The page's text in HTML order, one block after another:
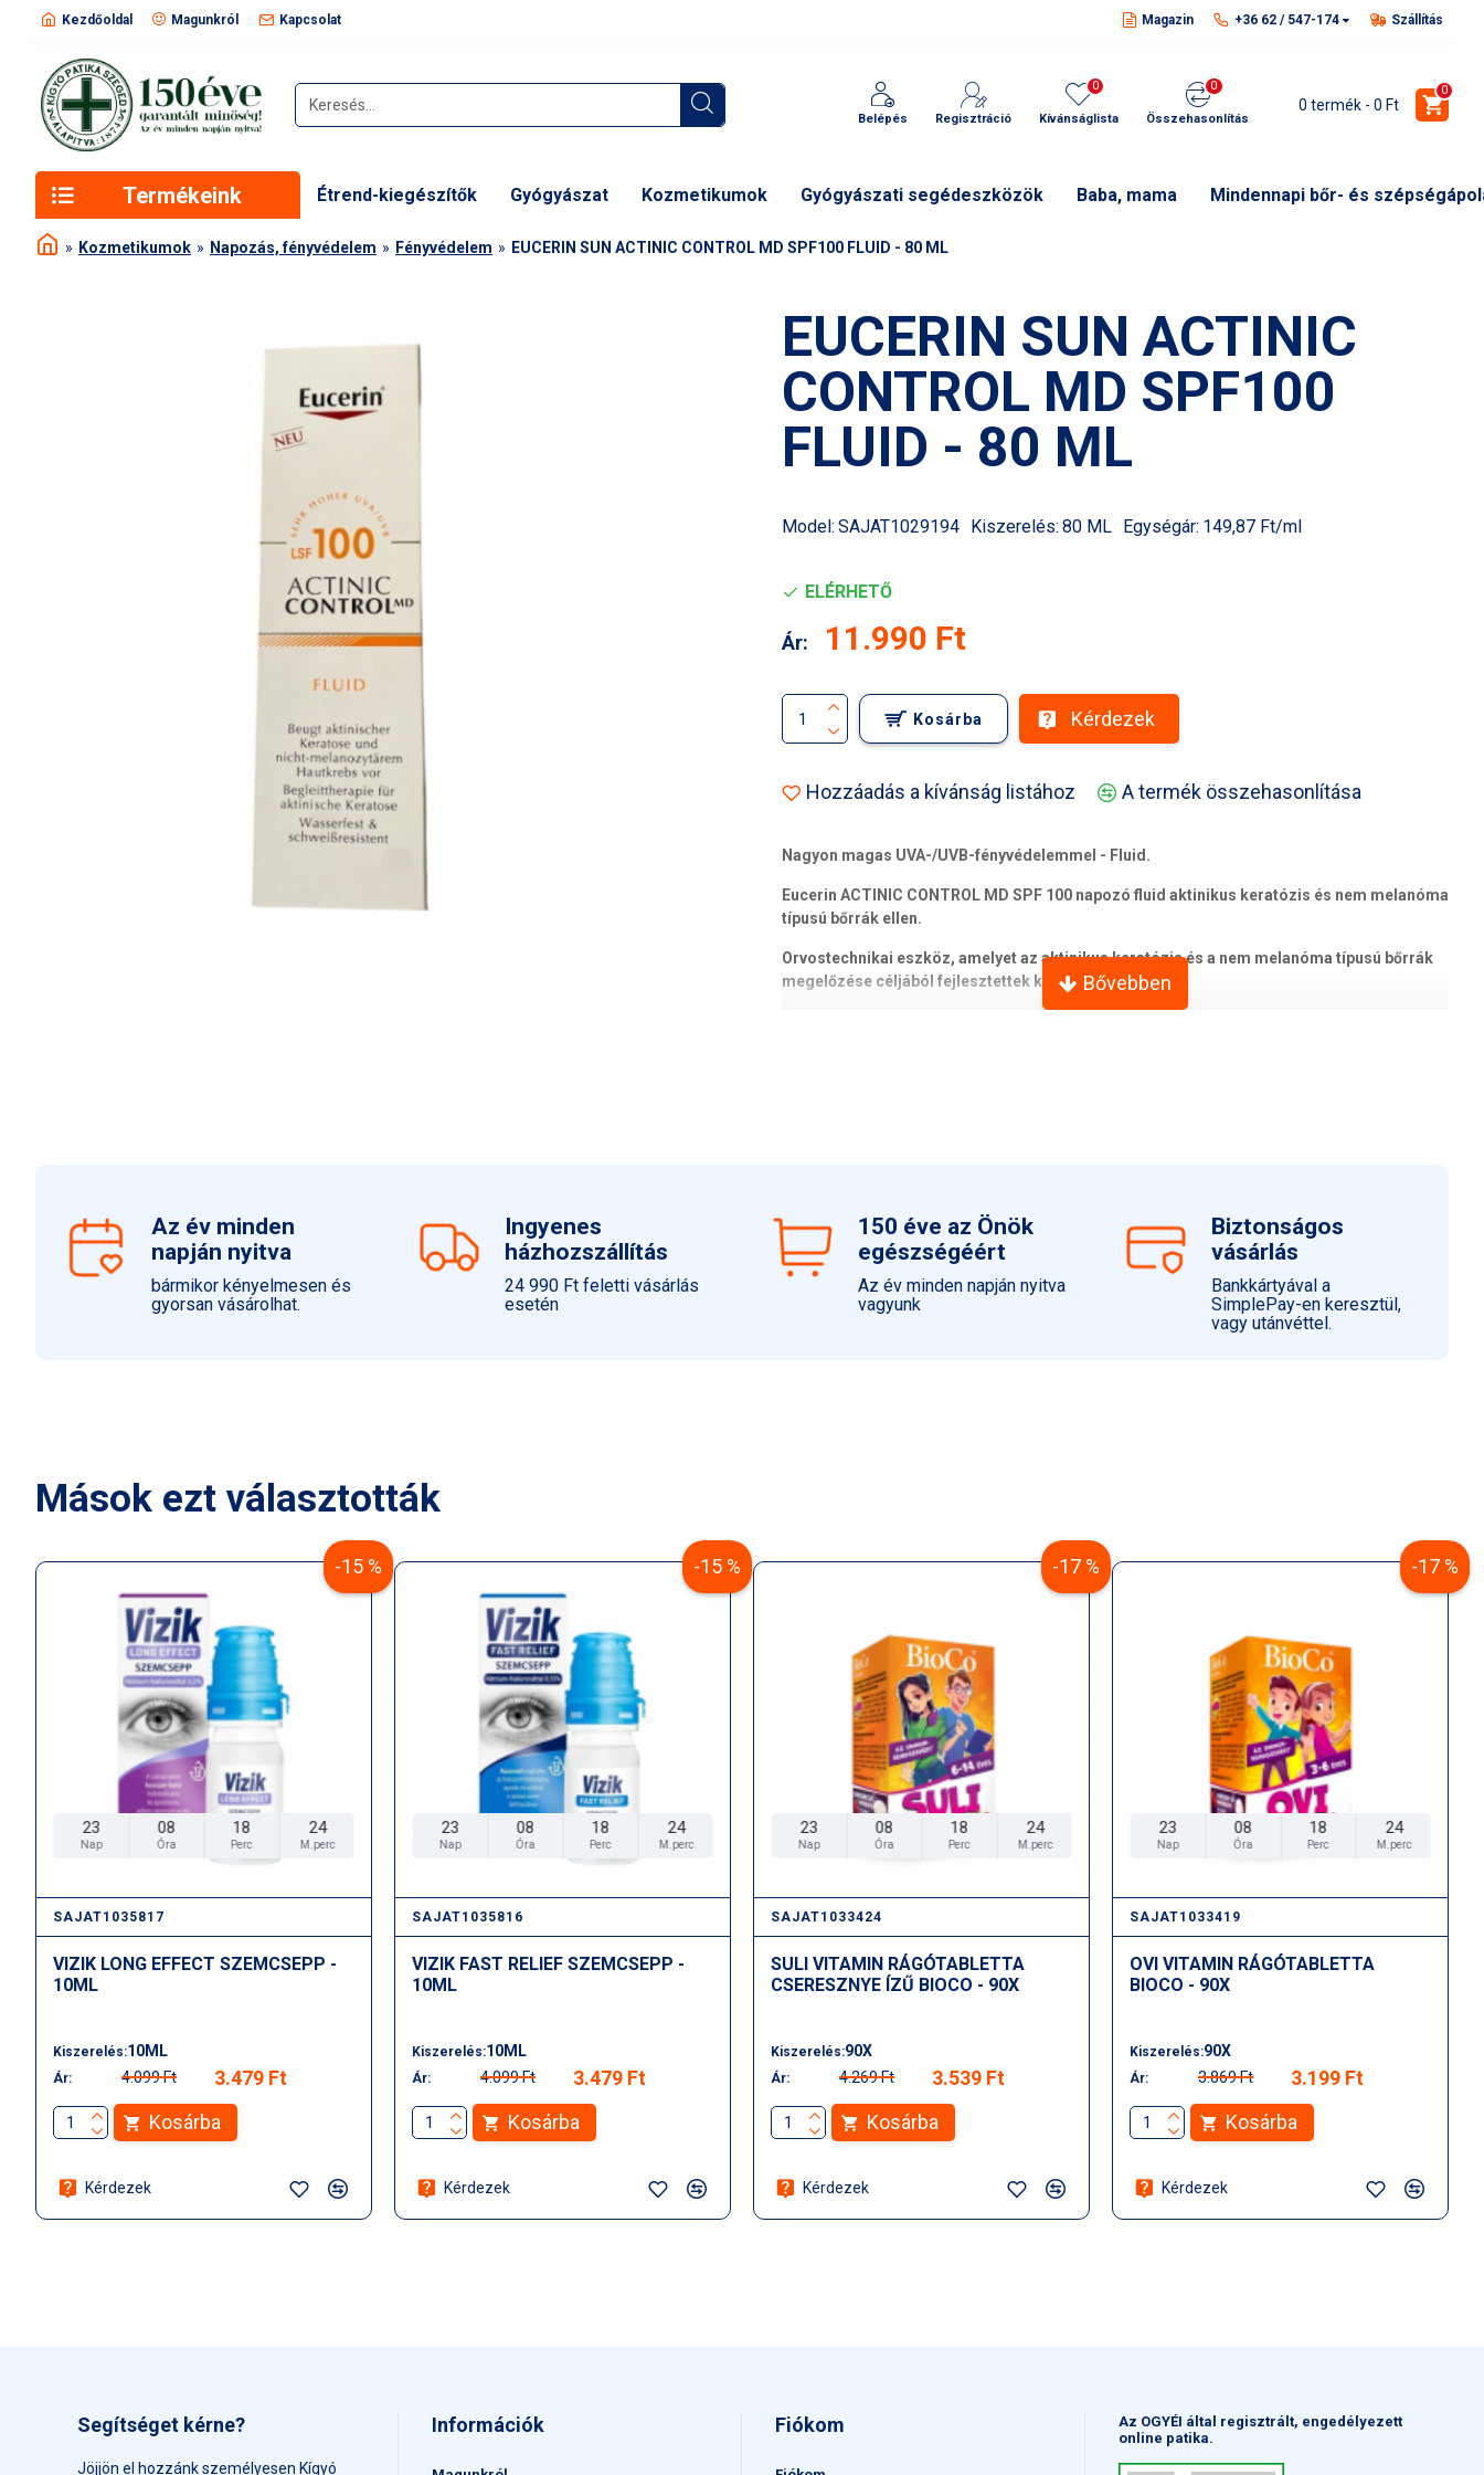
Kezdőoldal Magunkról Kapcsolat Magazin +36 62 / 547-174 Szállítás
Belépés Regisztráció Kívánságlista
0
Összehasonlítás
0
0 termék - 0 Ft
0
Termékeink Étrend-kiegészítők Gyógyászat Kozmetikumok Gyógyászati segédeszközök Baba, mama Mindennapi bőr- és
Kozmetikumok Napozás, fényvédelem Fényvédelem EUCERIN SUN ACTINIC CONTROL MD SPF100 FLUID - 80 ML
EUCERIN SUN ACTINIC
CONTROL MD SPF100
FLUID - 80 ML
Model: SAJAT1029194 Kiszerelés: 80 ML Egységár: 149,87 Ft/ml
ELÉRHETŐ
Ár: 11.990 Ft
Kosárba Kérdezek
Hozzáadás a kívánság listához A termék összehasonlítása
Nagyon magas UVA-/UVB-fényvédelemmel - Fluid.
Eucerin ACTINIC CONTROL MD SPF 100 napozó fluid aktinikus keratózis és nem melanóma
típusú bőrrák ellen.
Orvostechnikai eszköz, amelyet az aktinikus keratózis és a nem melanóma típusú bőrrák
megelőzése céljából fejlesztettek ki.
Napon tartózkodás esetén 2 óránként vigye fel újra a terméket, különösen úszás,
törölközés után, valamint izzadás esetén.
A mennyiség csökkentésével a védelem szintje jelentősen csökkenhet.
Ne tartózkodjon sokáig a napon, még napfényvédő használata esetén sem.
Az év minden
napján nyitva
bármikor kényelmesen és
gyorsan vásárolhat.
Ingyenes
házhozszállítás
24 990 Ft feletti vásárlás
esetén
150 éve az Önök
egészségéért
Az év minden napján nyitva
vagyunk
Biztonságos
vásárlás
Bankkártyával a
SimplePay-en keresztül,
vagy utánvéttel.
Mások ezt választották
-15 %
23
Nap
08
Óra
18
Perc
24
M.perc
SAJAT1035817
VIZIK LONG EFFECT SZEMCSEPP -
10ML
Kiszerelés:10ML
Ár: 4.099 Ft
3.479 Ft
Kosárba
Kérdezek
-15 %
23
Nap
08
Óra
18
Perc
24
M.perc
SAJAT1035816
VIZIK FAST RELIEF SZEMCSEPP -
10ML
Kiszerelés:10ML
Ár: 4.099 Ft
3.479 Ft
Kosárba
Kérdezek
-17 %
23
Nap
08
Óra
18
Perc
24
M.perc
SAJAT1033424
SULI VITAMIN RÁGÓTABLETTA
CSERESZNYE ÍZŰ BIOCO - 90X
Kiszerelés:90X
Ár: 4.269 Ft
3.539 Ft
Kosárba
Kérdezek
-17 %
23
Nap
08
Óra
18
Perc
24
M.perc
SAJAT1033419
OVI VITAMIN RÁGÓTABLETTA
BIOCO - 90X
Kiszerelés:90X
Ár: 3.869 Ft
3.199 Ft
Kosárba
Kérdezek
Segítséget kérne?
Jöjjön el hozzánk személyesen Kígyó
Információk Fiókom
Az OGYÉI által regisztrált, engedélyezett
online patika.